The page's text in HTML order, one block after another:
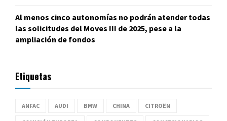
Al menos cinco autonomías no podrán atender todas
las solicitudes del Moves III de 2025, pese a la
ampliación de fondos
Etiquetas
ANFAC AUDI BMW CHINA CITROËN